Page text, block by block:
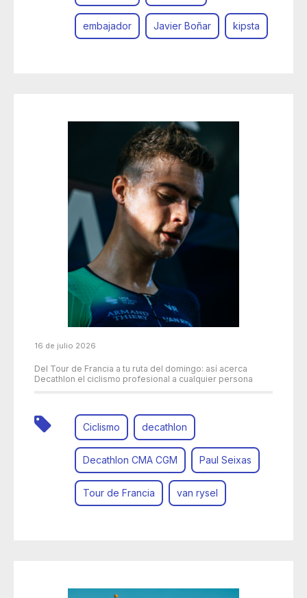
embajador Javier Boñar kipsta
16 de julio 2026
Del Tour de Francia a tu ruta del domingo: así acerca
Decathlon el ciclismo profesional a cualquier persona
Ciclismo decathlon
Decathlon CMA CGM Paul Seixas
Tour de Francia van rysel